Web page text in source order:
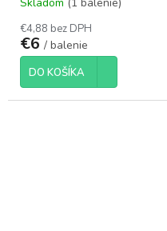
€4,88 bez DPH
€6 / balenie
DO KOŠÍKA